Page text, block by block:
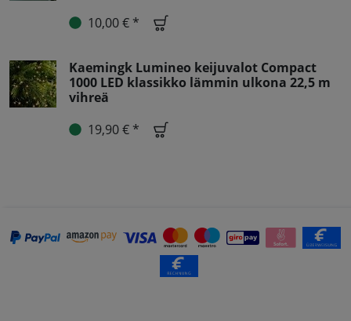
10,00 € *
Kaemingk Lumineo keijuvalot Compact
1000 LED klassikko lämmin ulkona 22,5 m
vihreä
19,90 € *